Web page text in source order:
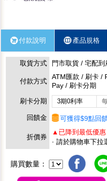
付款說明 產品規格
取貨方式 門市取貨 / 宅配到
付款方式
ATM匯款 / 刷卡 /
Pay / 刷卡分期
刷卡分期
3期0利率
回饋金 可獲得$9點回
折價券
▲已降到最低優
· 請於購物車下拉
購買數量：